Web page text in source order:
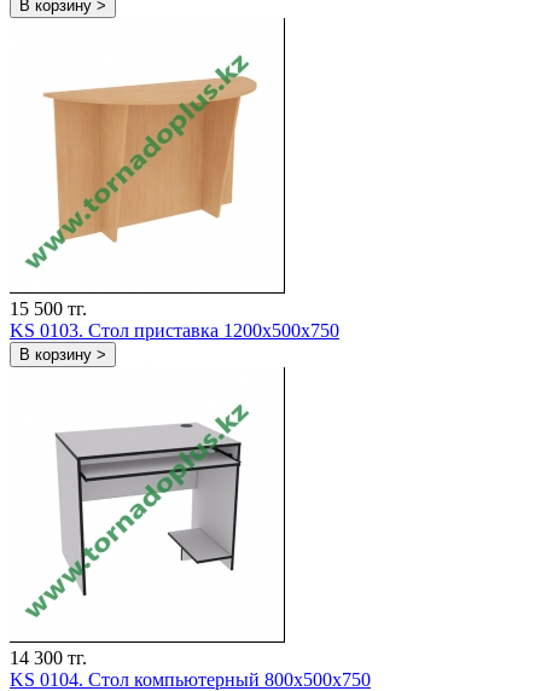
В корзину >
15 500 тг.
KS 0103. Стол приставка 1200х500х750
В корзину >
14 300 тг.
KS 0104. Стол компьютерный 800х500х750